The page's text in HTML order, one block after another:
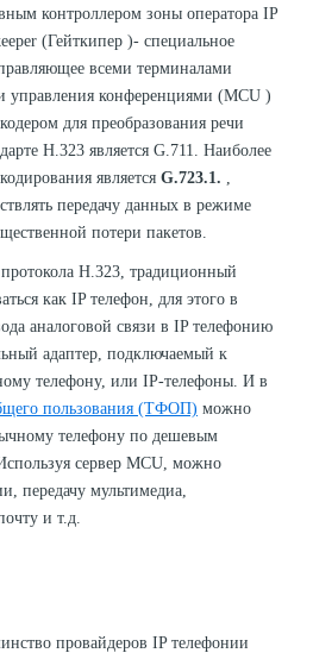
контроллером зоны оператора IP
(Гейткипер )- специальное
всеми терминалами
управления конференциями (MCU )
для преобразования речи
H.323 является G.711. Наиболее
является G.723.1.
передачу данных в режиме
потери пакетов.
H.323, традиционный
как IP телефон, для этого в
аналоговой связи в IP телефонию
адаптер, подключаемый к
телефону, или IP-телефоны. И в
пользования (ТФОП) можно
телефону по дешевым
сервер MCU, можно
передачу мультимедиа,
и т.д.
провайдеров IP телефонии